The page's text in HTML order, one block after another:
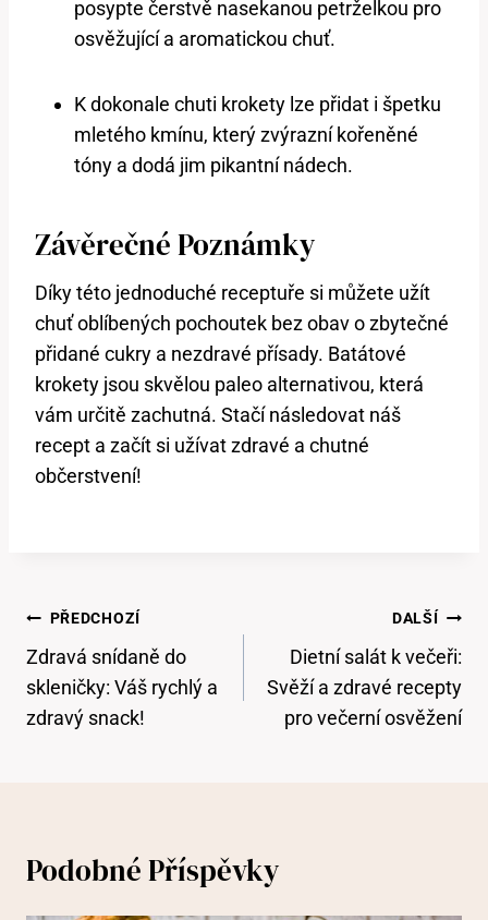
posypte čerstvě nasekanou petrželkou pro
osvěžující a aromatickou chuť.
K dokonale chuti krokety lze přidat i špetku
mletého kmínu, který zvýrazní kořeněné
tóny a dodá jim pikantní nádech.
Závěrečné Poznámky
Díky této jednoduché receptuře si můžete užít
chuť oblíbených pochoutek bez obav o zbytečné
přidané cukry a nezdravé přísady. Batátové
krokety jsou skvělou paleo alternativou, která
vám určitě zachutná. Stačí následovat náš
recept a začít si užívat zdravé a chutné
občerstvení!
Navigace
Pro
Příspěvek
PŘEDCHOZÍ
Zdravá snídaně do
skleničky: Váš rychlý a
zdravý snack!
DALŠÍ
Dietní salát k večeři:
Svěží a zdravé recepty
pro večerní osvěžení
Podobné Příspěvky